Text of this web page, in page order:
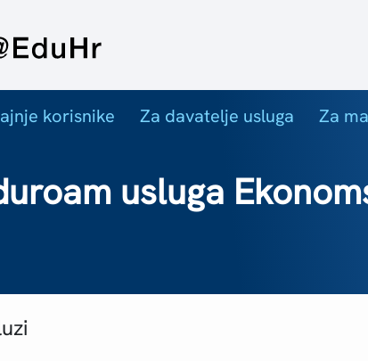
korisnike Za davatelje usluga Za
usluga